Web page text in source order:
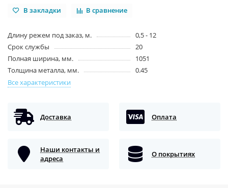
В закладки В сравнение
Длину режем под заказ, м.
0,5 - 12
Срок службы
20
Полная ширина, мм.
1051
Толщина металла, мм.
0.45
Все характеристики
Доставка Оплата
Наши контакты и
адреса
О покрытиях